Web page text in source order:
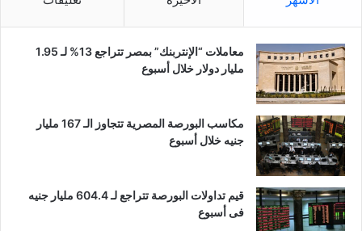
معاملات “الإنتربنك” بمصر تتراجع 13% لـ 1.95
مليار دولار خلال أسبوع
مكاسب البورصة المصرية تتجاوز الـ 167 مليار
جنيه خلال أسبوع
قيم تداولات البورصة تتراجع لـ 604.4 مليار جنيه
فى أسبوع